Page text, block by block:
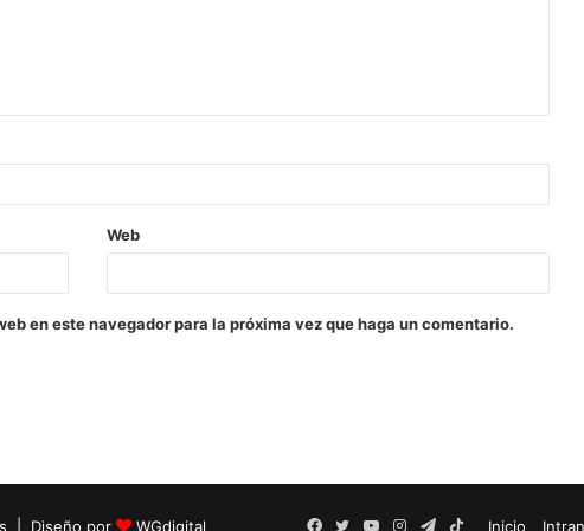
Web
en este navegador para la próxima vez que haga un comentario.
| Diseño por WGdigital Inicio
Facebook
TwitterYouTubeInstagramTelegram
TikTok